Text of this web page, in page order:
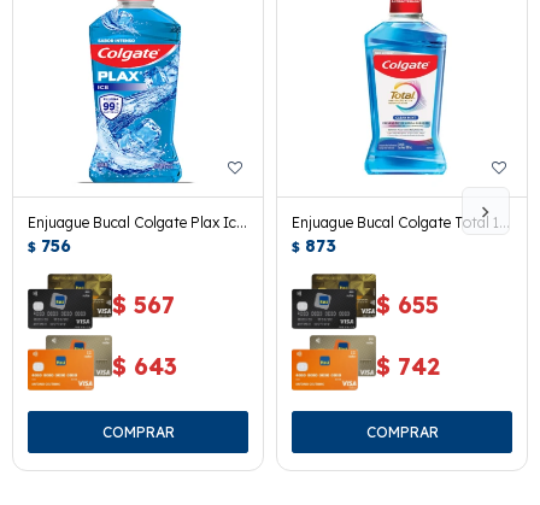
Enjuague Bucal Colgate Plax Ice
1000 Grs.
$ 756
$ 567
$ 643
Enjuague Bucal Colgate Total 12
Clean Mint 1 L.
$ 873
$ 655
$ 742